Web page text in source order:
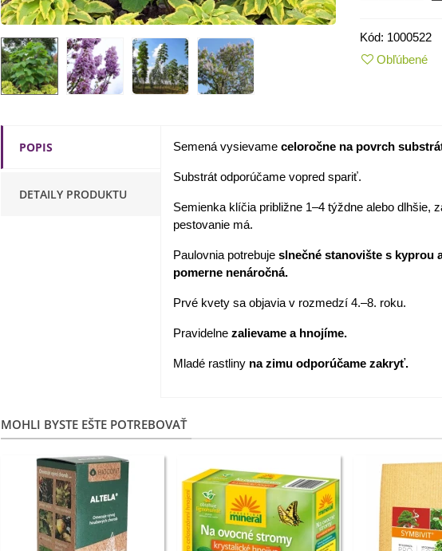
BIO Kaleráb Dyna - Brassica
oleracea var....
Zornica plnokvetá Amarantia -
7,05 €
Kapucínka nízka - Alaska Mix
Iskerník plnokvetý modrý -
Ranunculus asiaticus...
1,82 €
Kód: 1000522
Obľúbené
POPIS
DETAILY PRODUKTU
Semená vysievame celoročne na povrch
Substrát odporúčame vopred spariť.
Semienka klíčia približne 1–4 týždne alebo dlhšie,
pestovanie má.
Paulovnia potrebuje slnečné stanovište s kyprou
pomerne nenáročná.
Prvé kvety sa objavia v rozmedzí 4.–8. roku.
Pravidelne zalievame a hnojíme.
Mladé rastliny na zimu odporúčame zakryť.
MOHLI BYSTE EŠTE POTREBOVAŤ